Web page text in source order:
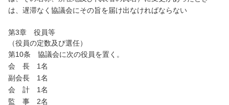
は、遅滞なく協議会にその旨を届け出なければならない
第3章 役員等
（役員の定数及び選任）
第10条 協議会に次の役員を置く。
会 長 1名
副会長 1名
会 計 1名
監 事 2名